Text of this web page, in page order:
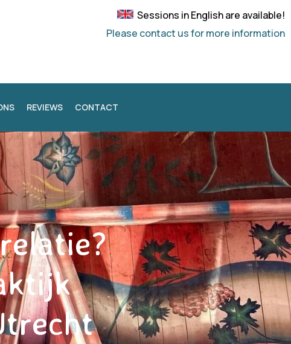
Sessions in English are available!
Please contact us for more information
REVIEWS CONTACT